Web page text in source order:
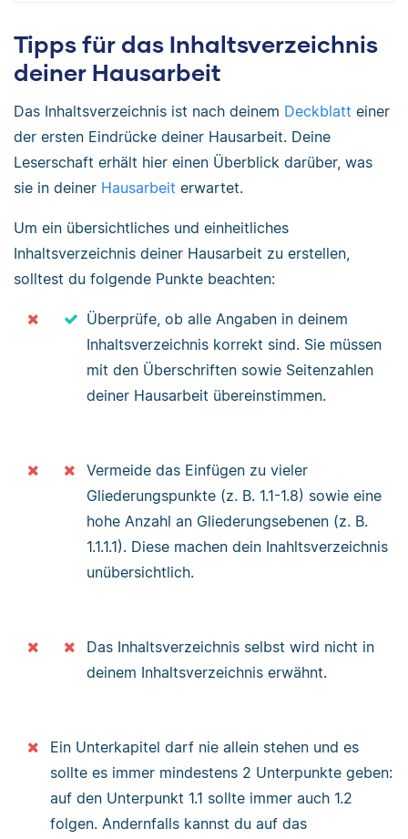
Tipps für das Inhaltsverzeichnis
deiner Hausarbeit
Das Inhaltsverzeichnis ist nach deinem Deckblatt einer
der ersten Eindrücke deiner Hausarbeit. Deine
Leserschaft erhält hier einen Überblick darüber, was
sie in deiner Hausarbeit erwartet.
Um ein übersichtliches und einheitliches
Inhaltsverzeichnis deiner Hausarbeit zu erstellen,
solltest du folgende Punkte beachten:
Überprüfe, ob alle Angaben in deinem
Inhaltsverzeichnis korrekt sind. Sie müssen
mit den Überschriften sowie Seitenzahlen
deiner Hausarbeit übereinstimmen.
Vermeide das Einfügen zu vieler
Gliederungspunkte (z. B. 1.1-1.8) sowie eine
hohe Anzahl an Gliederungsebenen (z. B.
1.1.1.1). Diese machen dein Inahltsverzeichnis
unübersichtlich.
Das Inhaltsverzeichnis selbst wird nicht in
deinem Inhaltsverzeichnis erwähnt.
Ein Unterkapitel darf nie allein stehen und es
sollte es immer mindestens 2 Unterpunkte geben:
auf den Unterpunkt 1.1 sollte immer auch 1.2
folgen. Andernfalls kannst du auf das